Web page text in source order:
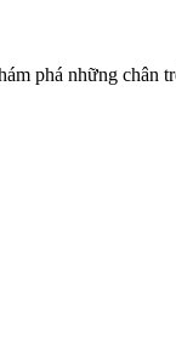
phá những chân